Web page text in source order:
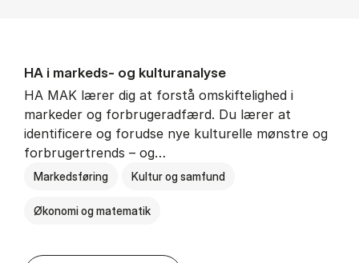
HA i mar­keds- og kul­tu­r­a­na­ly­se
HA MAK lærer dig at forstå omskiftelighed i
markeder og forbrugeradfærd. Du lærer at
identificere og forudse nye kulturelle mønstre og
forbrugertrends – og…
Markedsføring Kultur og samfund
Økonomi og matematik